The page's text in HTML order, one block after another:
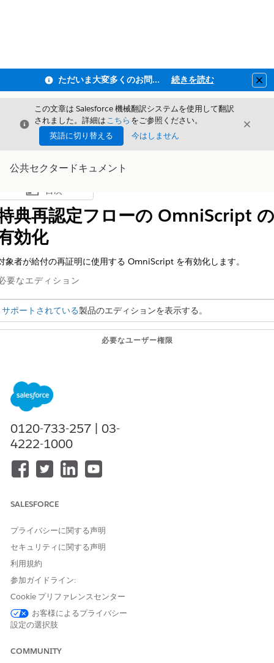
ただいま大変多くのお問い合わせをいただいており、ご連絡までにお時間を頂戴しております 続きを読む
閉じる
この文章は Salesforce 機械翻訳システムを使用して翻訳
されました。詳細はこちら をご参照ください。
英語に切り替える
今はしません
閉じる
公共セクタードキュメント
目次を表示
目次
典再認定フローの OmniScript の
効化
象者が給付の再証明に使用する OmniScript を有効化します。
要なエディション
サポートされている製品のエディションを表示する。
必要なユーザー権限
アプリケーションランチャーで、[
す。
Reertification/HouseholdIncome
Household Income (Version 1)
Integration Procedure をカスタマイズした場合は、必ず正しいバ
ジョンを有効化してください。
[Activate Version
(バージョンの有効化)] をクリックします。
この手順を繰り返して、次の OmniScript を有効化します。カスタ
再認定/申請 - ApplyForRecertification (バージョン 1)
両方で使用されます。状況の変更フローを設定し、これらの
OmniScript の正しいバージョンを有効化した場合、再度有効化する
必要はありません。
ChangeOfCircumstances/UpdateHouseHoldMemberDetails -
HouseHold メンバーの詳細の更新 (バージョン 1)
ChangeOfCircumstances/SignatureCapture -
SignatureCapture (バージョン 1)
ChangeOfCircumstances/
0120-733-257 | 03-
4222-1000
SALESFORCE
プライバシーに関する声明
セキュリティに関する声明
利用規約
参加ガイドライン:
Cookie プリファレンスセンター
お客様によるプライバシー
設定の選択肢
COMMUNITY